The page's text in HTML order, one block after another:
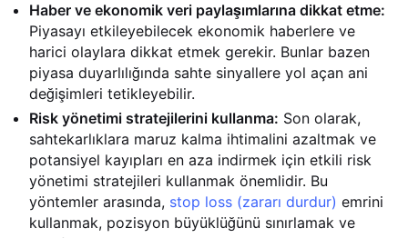
Haber ve ekonomik veri paylaşımlarına dikkat etme:
Piyasayı etkileyebilecek ekonomik haberlere ve
harici olaylara dikkat etmek gerekir. Bunlar bazen
piyasa duyarlılığında sahte sinyallere yol açan ani
değişimleri tetikleyebilir.
Risk yönetimi stratejilerini kullanma: Son olarak,
sahtekarlıklara maruz kalma ihtimalini azaltmak ve
potansiyel kayıpları en aza indirmek için etkili risk
yönetimi stratejileri kullanmak önemlidir. Bu
yöntemler arasında, stop loss (zararı durdur) emrini
kullanmak, pozisyon büyüklüğünü sınırlamak ve